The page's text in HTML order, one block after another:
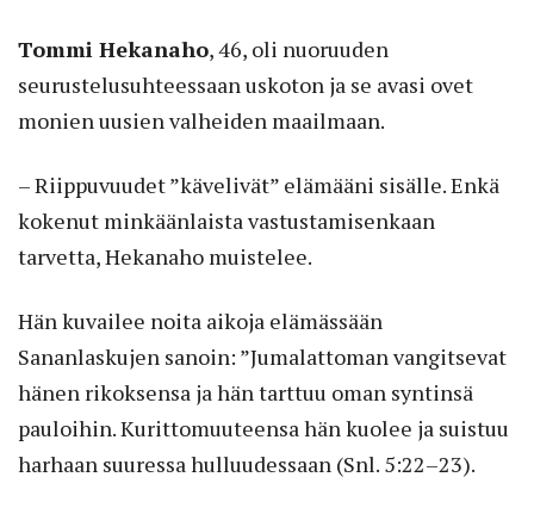
Tommi Hekanaho, 46, oli nuoruuden
seurustelusuhteessaan uskoton ja se avasi ovet
monien uusien valheiden maailmaan.
– Riippuvuudet ”kävelivät” elämääni sisälle. Enkä
kokenut minkäänlaista vastustamisenkaan
tarvetta, Hekanaho muistelee.
Hän kuvailee noita aikoja elämässään
Sananlaskujen sanoin: ”Jumalattoman vangitsevat
hänen rikoksensa ja hän tarttuu oman syntinsä
pauloihin. Kurittomuuteensa hän kuolee ja suistuu
harhaan suuressa hulluudessaan (Snl. 5:22–23).